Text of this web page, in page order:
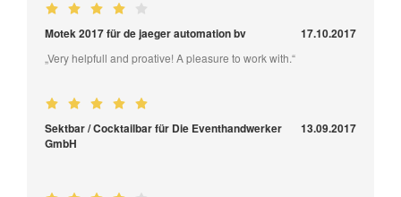
Motek 2017 für de jaeger automation bv 17.10.2017
„Very helpfull and proative! A pleasure to work with.“
Sektbar / Cocktailbar für Die Eventhandwerker
GmbH
13.09.2017